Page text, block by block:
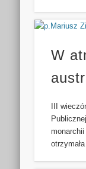
W
III